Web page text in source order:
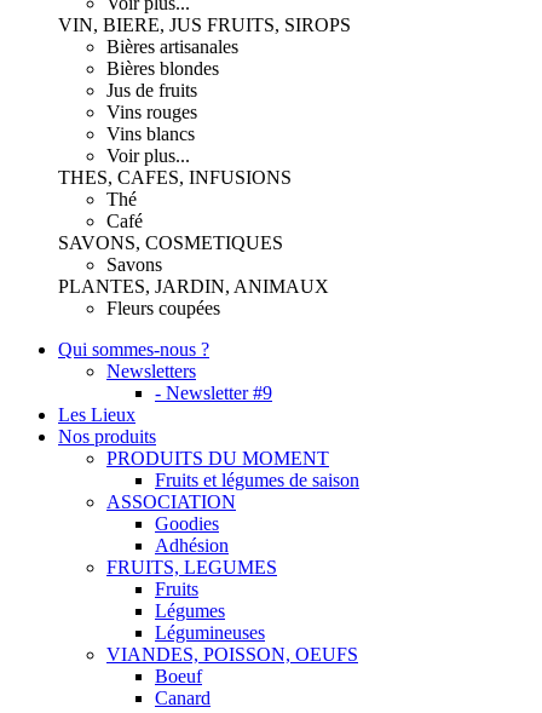
VIN, BIERE, JUS FRUITS, SIROPS
Bières artisanales
Bières blondes
Jus de fruits
Vins rouges
Vins blancs
Voir plus...
THES, CAFES, INFUSIONS
Thé
Café
SAVONS, COSMETIQUES
Savons
PLANTES, JARDIN, ANIMAUX
Fleurs coupées
Qui sommes-nous ?
Newsletters
- Newsletter #9
Les Lieux
Nos produits
PRODUITS DU MOMENT
Fruits et légumes de saison
ASSOCIATION
Goodies
Adhésion
FRUITS, LEGUMES
Fruits
Légumes
Légumineuses
VIANDES, POISSON, OEUFS
Boeuf
Canard